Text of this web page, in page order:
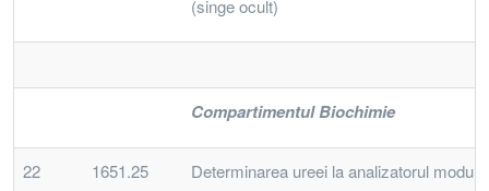
(singe ocult)
Compartimentul Biochimie
22 1651.25 Determinarea ureei la analizatorul